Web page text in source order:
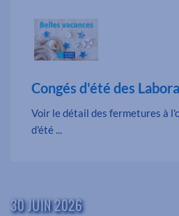
Congés d'été des
Voir le détail des fermetures à
d'été ...
30 JUIN 2026